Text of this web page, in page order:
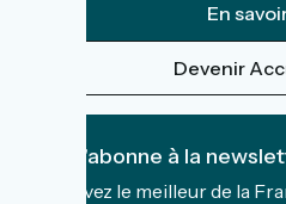
En
Devenir
Je m'abonne à la
Recevez le meilleur de la